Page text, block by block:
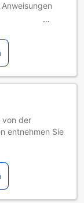
des
Bitte
bitte
per
und
als 5
Hotelrichtlinien
von der
entnehmen Sie
Gebühren